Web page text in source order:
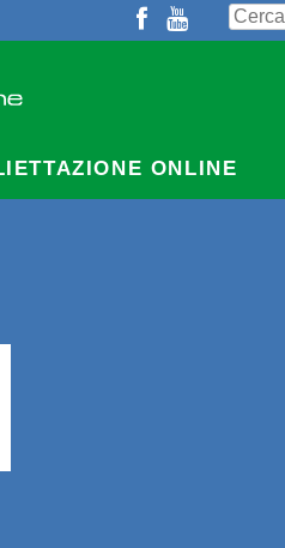
Ricerca
per:
ONLINE